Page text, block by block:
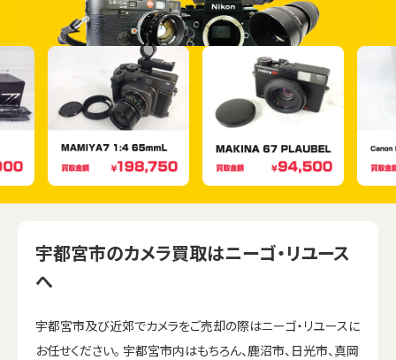
宇都宮市のカメラ買取はニーゴ・リユース
へ
宇都宮市及び近郊でカメラをご売却の際はニーゴ・リユースに
お任せください。 宇都宮市内はもちろん、鹿沼市、日光市、真岡